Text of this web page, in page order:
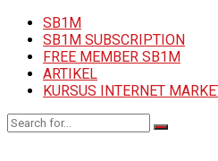
SB1M
SB1M SUBSCRIPTION
FREE MEMBER SB1M
ARTIKEL
KURSUS INTERNET